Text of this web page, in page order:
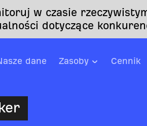
w czasie
dotyczące
dane Zasoby Cennik